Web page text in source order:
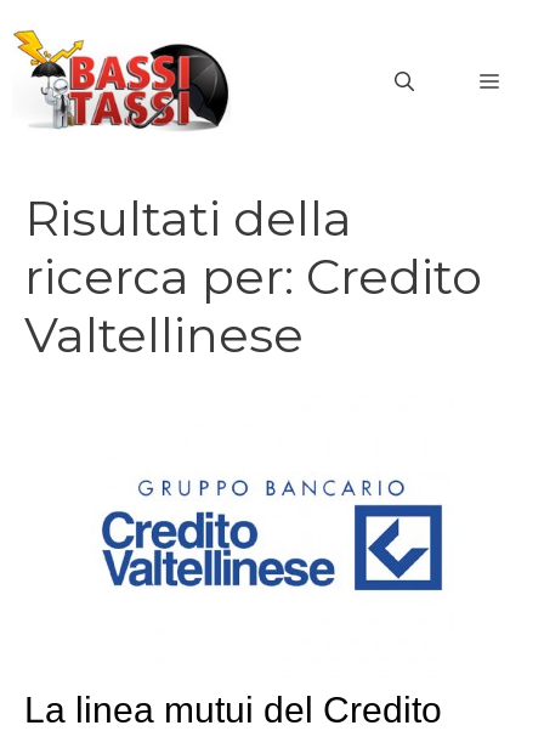
contenuto
Risultati della
ricerca per: Credito
Valtellinese
La linea mutui del Credito